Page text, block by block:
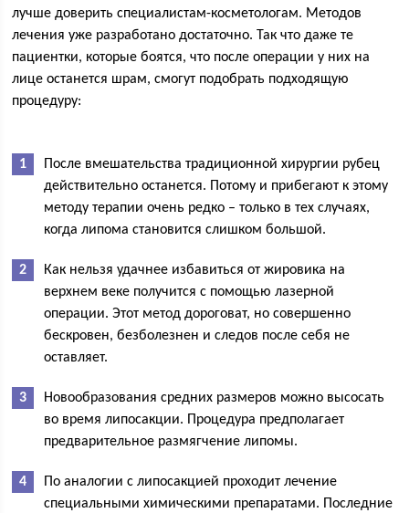
лучше доверить специалистам-косметологам. Методов
лечения уже разработано достаточно. Так что даже те
пациентки, которые боятся, что после операции у них на
лице останется шрам, смогут подобрать подходящую
процедуру:
После вмешательства традиционной хирургии рубец
действительно останется. Потому и прибегают к этому
методу терапии очень редко – только в тех случаях,
когда липома становится слишком большой.
Как нельзя удачнее избавиться от жировика на
верхнем веке получится с помощью лазерной
операции. Этот метод дороговат, но совершенно
бескровен, безболезнен и следов после себя не
оставляет.
Новообразования средних размеров можно высосать
во время липосакции. Процедура предполагает
предварительное размягчение липомы.
По аналогии с липосакцией проходит лечение
специальными химическими препаратами. Последние